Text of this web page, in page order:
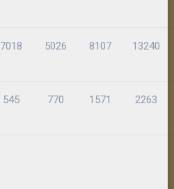
7018 5026 8107 13240
545 770 1571 2263